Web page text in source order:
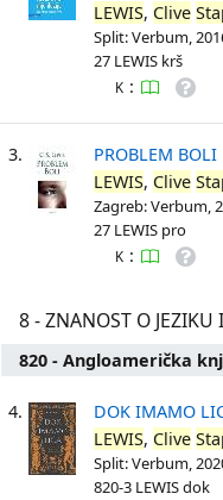
LEWIS, Clive
Split: Verbum,
27 LEWIS krš
K :
3.
PROBLEM BOLI
LEWIS, Clive
Zagreb: Verbum,
27 LEWIS pro
K :
8 - ZNANOST O JEZIKU
820 - Angloamerička
4.
DOK IMAMO
LEWIS, Clive
Split: Verbum,
820-3 LEWIS dok